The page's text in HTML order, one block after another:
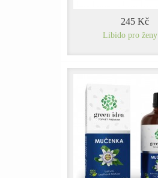
245 Kč
Libido pro ženy